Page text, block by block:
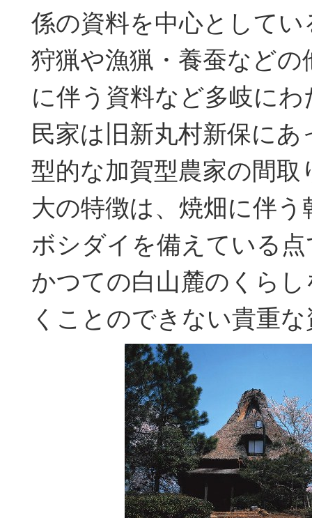
係の資料を中心として
狩猟や漁猟・養蚕などの
に伴う資料など多岐に
民家は旧新丸村新保に
型的な加賀型農家の間取
大の特徴は、焼畑に伴
ボシダイを備えている
かつての白山麓のくら
くことのできない貴重